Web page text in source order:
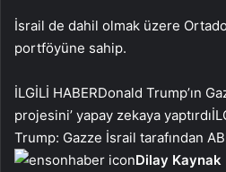
İsrail de dahil olmak üzere
portföyüne sahip.
İLGİLİ HABERDonald Trump’ın
projesini’ yapay zekaya yaptırdı
Trump: Gazze İsrail tarafından
Dilay Kaynak